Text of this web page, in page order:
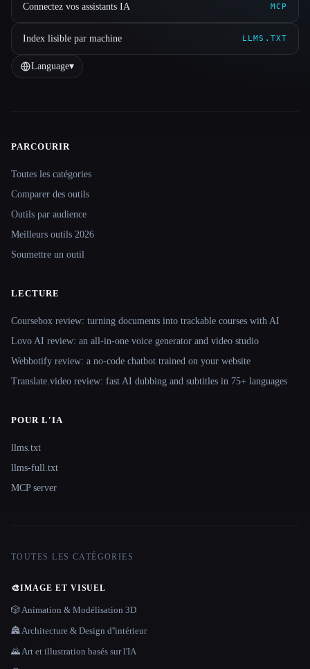
Connectez vos assistants IA MCP
Index lisible par machine LLMS.TXT
Language▾
Site navigation
PARCOURIR
Toutes les catégories
Comparer des outils
Outils par audience
Meilleurs outils 2026
Soumettre un outil
LECTURE
Coursebox review: turning documents into trackable courses with AI
Lovo AI review: an all-in-one voice generator and video studio
Webbotify review: a no-code chatbot trained on your website
Translate.video review: fast AI dubbing and subtitles in 75+ languages
POUR L'IA
llms.txt
llms-full.txt
MCP server
TOUTES LES CATÉGORIES
🎨IMAGE ET VISUEL
🎲 Animation & Modélisation 3D
🏯 Architecture & Design d''intérieur
🌄 Art et illustration basés sur l'IA